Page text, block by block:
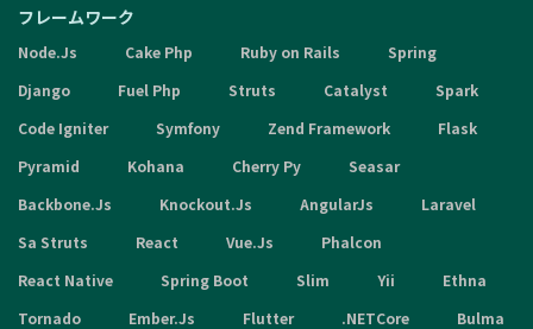
フレームワーク
Node.Js Cake Php Ruby on Rails
Spring
Django
Fuel Php Struts Catalyst
Spark
Code Igniter
Symfony Zend Framework
Flask
Pyramid
Kohana Cherry Py
Seasar
Backbone.Js
Knockout.Js AngularJs
Laravel
Sa Struts
React Vue.Js
Phalcon
React Native
Spring Boot Slim Yii
Ethna
Tornado
Ember.Js Flutter .NETCore
Bulma